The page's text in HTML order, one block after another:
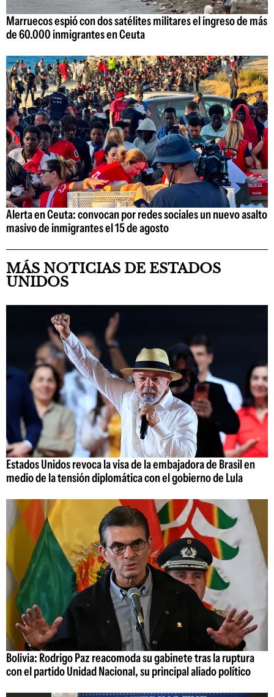
Marruecos espió con dos satélites militares el ingreso de más
de 60.000 inmigrantes en Ceuta
Alerta en Ceuta: convocan por redes sociales un nuevo asalto
masivo de inmigrantes el 15 de agosto
MÁS NOTICIAS DE ESTADOS
UNIDOS
Estados Unidos revoca la visa de la embajadora de Brasil en
medio de la tensión diplomática con el gobierno de Lula
Bolivia: Rodrigo Paz reacomoda su gabinete tras la ruptura
con el partido Unidad Nacional, su principal aliado político